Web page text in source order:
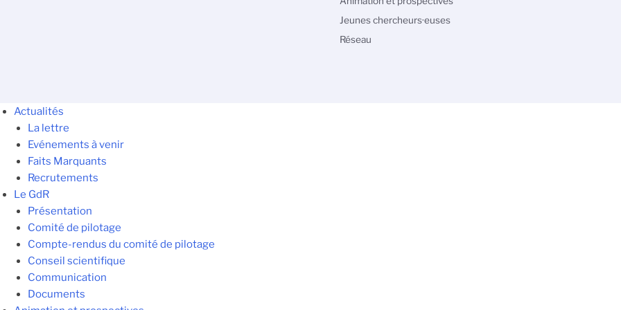
Jeunes chercheurs·euses
Réseau
Actualités
La lettre
Evénements à venir
Faits Marquants
Recrutements
Le GdR
Présentation
Comité de pilotage
Compte-rendus du comité de pilotage
Conseil scientifique
Communication
Documents